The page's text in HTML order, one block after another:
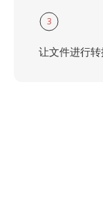
3
让文件进行